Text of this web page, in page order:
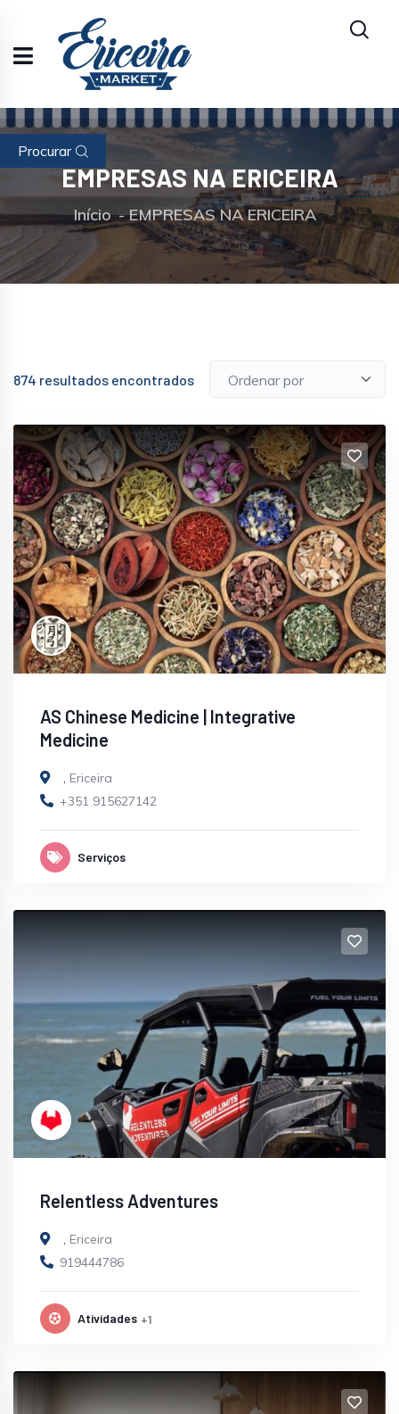
EMPRESAS NA ERICEIRA
Início EMPRESAS NA ERICEIRA
Procurar
874 resultados encontrados
AS Chinese Medicine | Integrative
Medicine
Ericeira
+351 915627142
Serviços
Relentless Adventures
, Ericeira
919444786
Atividades +1